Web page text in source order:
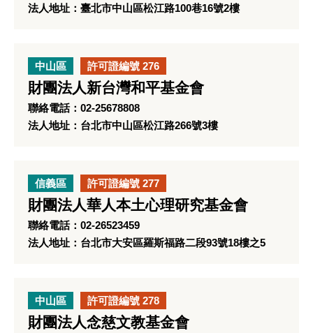
法人地址：臺北市中山區松江路100巷16號2樓
中山區 許可證編號 276
財團法人新台灣和平基金會
聯絡電話：02-25678808
法人地址：台北市中山區松江路266號3樓
信義區 許可證編號 277
財團法人華人本土心理研究基金會
聯絡電話：02-26523459
法人地址：台北市大安區羅斯福路二段93號18樓之5
中山區 許可證編號 278
財團法人念慈文教基金會